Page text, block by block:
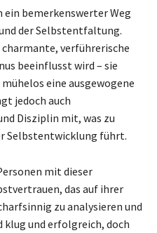
ein bemerkenswerter Weg
der Selbstentfaltung.
charmante, verführerische
beeinflusst wird – sie
eine ausgewogene
jedoch auch
Disziplin mit, was zu
Selbstentwicklung führt.
mit dieser
das auf ihrer
zu analysieren und
klug und erfolgreich, doch